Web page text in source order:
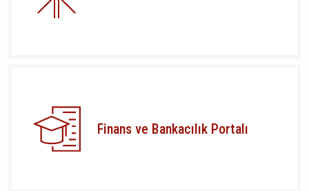
Finans ve Bankacılık Portalı